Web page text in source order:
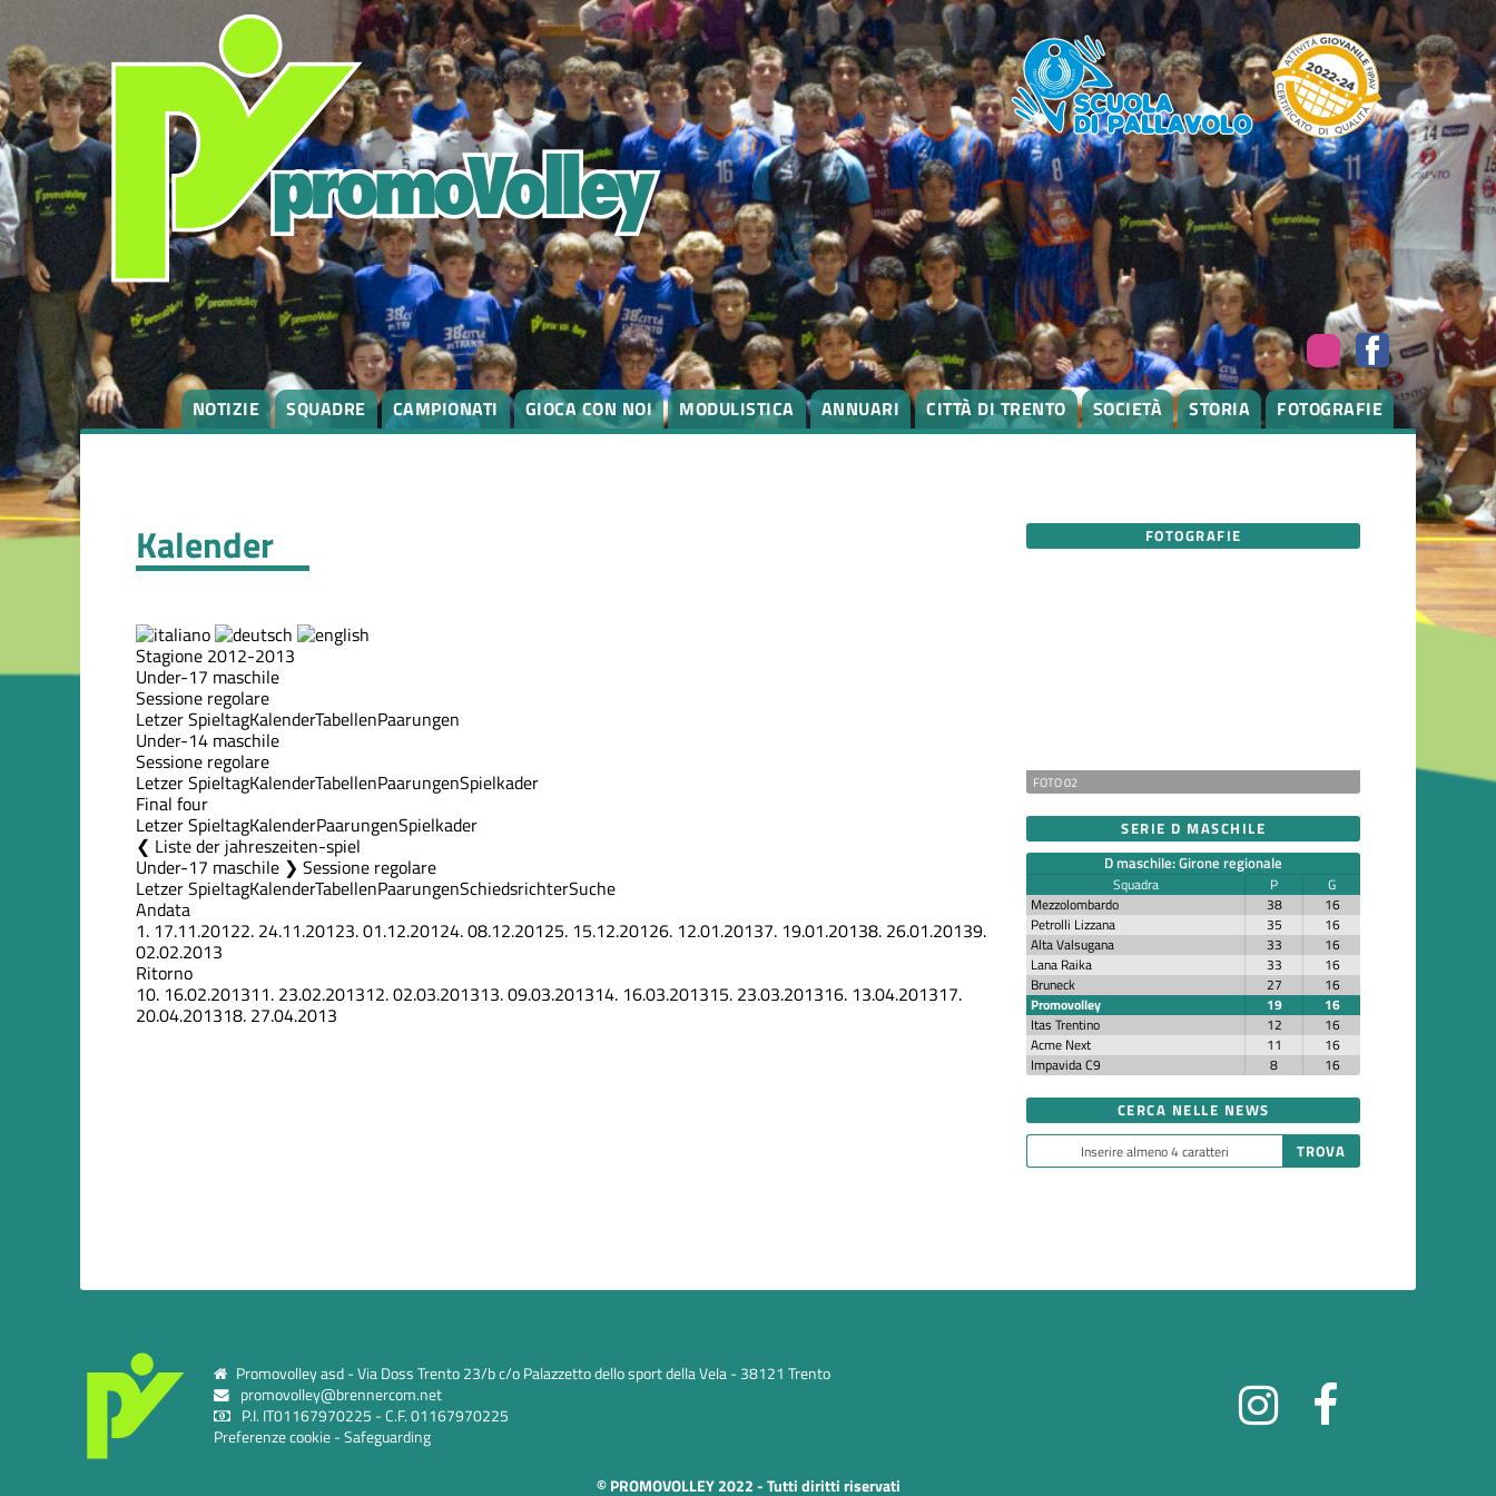
NOTIZIE SQUADRE CAMPIONATI GIOCA CON NOI MODULISTICA ANNUARI CITTÀ DI TRENTO SOCIETÀ STORIA FOTOGRAFIE
Kalender
Stagione 2012-2013
Under-17 maschile
Sessione regolare
Letzer SpieltagKalenderTabellenPaarungen
Under-14 maschile
Sessione regolare
Letzer SpieltagKalenderTabellenPaarungenSpielkader
Final four
Letzer SpieltagKalenderPaarungenSpielkader
Liste der jahreszeiten-spiel
Under-17 maschile ❯ Sessione regolare
Letzer SpieltagKalenderTabellenPaarungenSchiedsrichterSuche
Andata
1. 17.11.20122. 24.11.20123.01.12.20124.08.12.20125. 15.12.20126. 12.01.20137. 19.01.20138. 26.01.20139.
02.02.2013
Ritorno
10. 16.02.201311. 23.02.201312.02.03.201313.09.03.201314. 16.03.201315. 23.03.201316. 13.04.201317.
20.04.201318. 27.04.2013
FOTOGRAFIE
FOTO 02
SERIE D MASCHILE
D maschile: Girone regionale
Squadra P
G
Mezzolombardo
38
16
Petrolli Lizzana
35
16
Alta Valsugana
33
16
Lana Raika
33
16
Bruneck
27
16
Promovolley
19
16
Itas Trentino
12
16
Acme Next
11
16
Impavida C9
8 16
CERCA NELLE NEWS
Promovolley asd - Via Doss Trento 23/b c/o Palazzetto dello sport della Vela - 38121 Trento
promovolley@brennercom.net
P.I. IT01167970225 - C.F. 01167970225
Preferenze cookie -Safeguarding
© PROMOVOLLEY 2022 - Tutti diritti riservati